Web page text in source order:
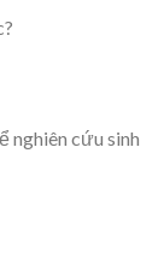
nghiên cứu sinh